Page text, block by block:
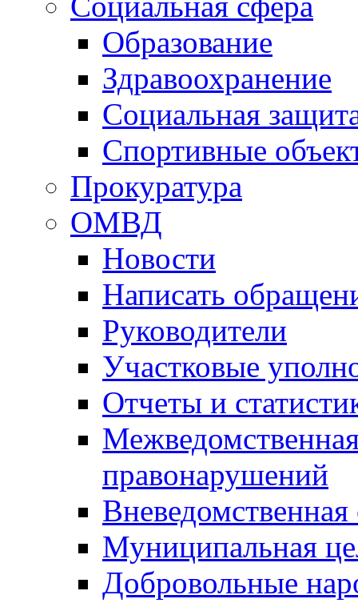
Образование
Здравоохранение
Социальная
Спортивные
Прокуратура
ОМВД
Новости
Написать
Руководители
Участковые
Отчеты и
правонарушений
Вневедомственная
Муниципальная
Добровольные